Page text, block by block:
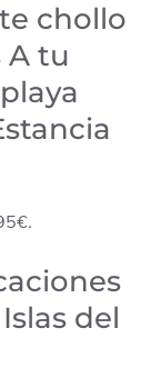
chollo
A tu
del